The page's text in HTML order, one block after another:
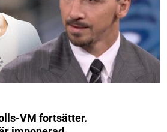
VM fortsätter.